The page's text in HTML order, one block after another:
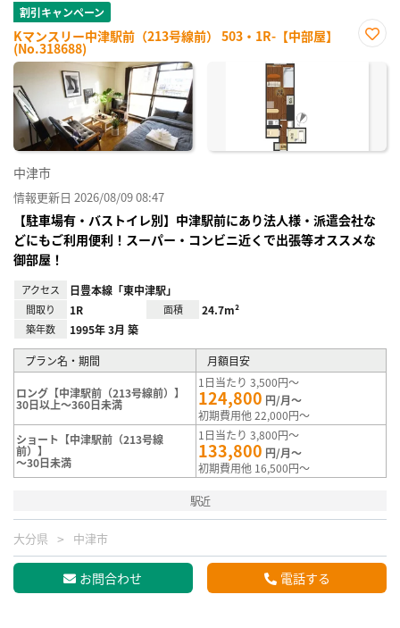
割引キャンペーン
Kマンスリー中津駅前（213号線前） 503・1R-【中部屋】
(No.318688)
に入
中津市
情報更新日 2026/08/09 08:47
【駐車場有・バストイレ別】中津駅前にあり法人様・派遣会社な
どにもご利用便利！スーパー・コンビニ近くで出張等オススメな
御部屋！
アクセス 日豊本線「東中津駅」
間取り 1R 面積 24.7m²
築年数 1995年 3月 築
プラン名・期間 月額目安
ロング【中津駅前（213号線前）】
30日以上～360日未満
1日当たり 3,500円～
124,800 円/月～
初期費用他 22,000円～
ショート【中津駅前（213号線
前）】
～30日未満
1日当たり 3,800円～
133,800 円/月～
初期費用他 16,500円～
駅近
大分県 中津市
お問合わせ 電話する